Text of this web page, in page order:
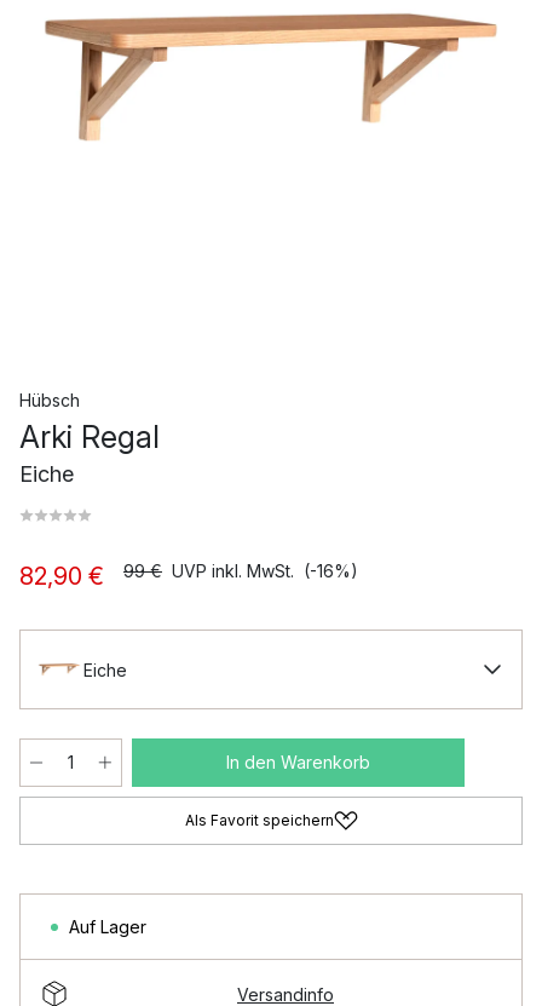
Hübsch
Arki Regal
Eiche
82,90 € 99 € UVP inkl. MwSt. (-16%)
Eiche
In den Warenkorb
Als Favorit speichern
Auf Lager
Versandinfo